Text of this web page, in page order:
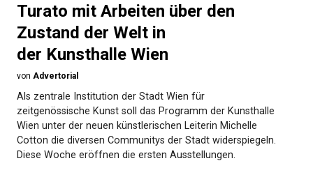
Turato mit Arbeiten über den
Zustand der Welt in
der Kunsthalle Wien
von Advertorial
Als zentrale Institution der Stadt Wien für
zeitgenössische Kunst soll das Programm der Kunsthalle
Wien unter der neuen künstlerischen Leiterin Michelle
Cotton die diversen Communitys der Stadt widerspiegeln.
Diese Woche eröffnen die ersten Ausstellungen.